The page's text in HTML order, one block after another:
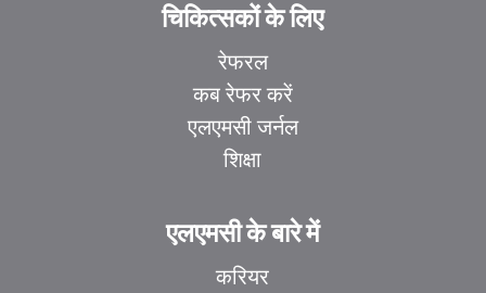
चिकित्सकों के लिए
रेफरल
कब रेफर करें
एलएमसी जर्नल
शिक्षा
एलएमसी के बारे में
करियर